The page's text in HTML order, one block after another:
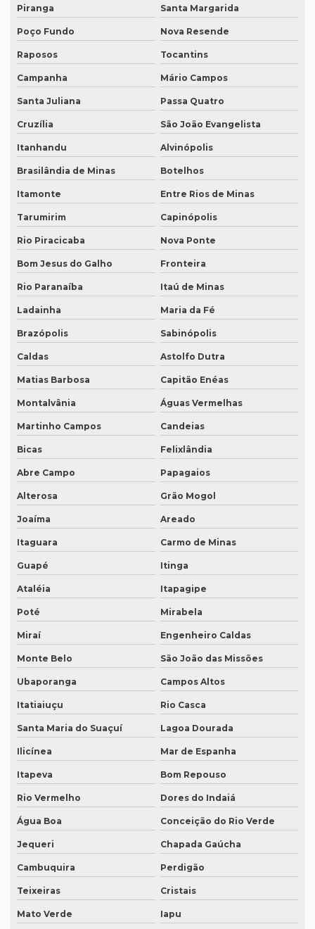
Intérprete de videoconferência
Intérprete para webinars
Intérprete para workshops
Intérpretes para conferências
Intérpretes para eventos corporativos
Lauda de tradução
Legendagem em espanhol
Legendagem em inglês
Legendagem preço por minuto
Legendagem profissional
Legendagem rio de janeiro
Legendagem de vídeos
Locação de equipamentos para tradução simultânea
Locação sistema infravermelho para tradução simultânea
Localização de software
Melhor empresa de tradução em df
Melhor empresa de transcrição de áudio whatsapp
Melhor tradução simultânea
O que é degravação de vídeo
O que significa tradução juramentada
O que significa tradução juramentada em inglês
O que é tradução juramentada
O que é tradução juramentada de um documento
O que é tradução simultânea
O que é tradução técnica
O que é um tradutor técnico?
Onde encontrar um tradutor juramentado?
Onde fazer tradução de artigos em inglês
Onde fazer tradução em campinas
Onde fazer tradução em curitiba
Onde fazer tradução em fortaleza
Onde fazer tradução de inglês jurídico
Onde fazer tradução juramentada em brasília
Onde fazer tradução juramentada no rio de janeiro
Piranga Santa Margarida
Poço Fundo Nova Resende
Raposos Tocantins
Campanha Mário Campos
Santa Juliana Passa Quatro
Cruzília São João Evangelista
Itanhandu Alvinópolis
Brasilândia de Minas Botelhos
Itamonte Entre Rios de Minas
Tarumirim Capinópolis
Rio Piracicaba Nova Ponte
Bom Jesus do Galho Fronteira
Rio Paranaíba Itaú de Minas
Ladainha Maria da Fé
Brazópolis Sabinópolis
Caldas Astolfo Dutra
Matias Barbosa Capitão Enéas
Montalvânia Águas Vermelhas
Martinho Campos Candeias
Bicas Felixlândia
Abre Campo Papagaios
Alterosa Grão Mogol
Joaíma Areado
Itaguara Carmo de Minas
Guapé Itinga
Ataléia Itapagipe
Poté Mirabela
Miraí Engenheiro Caldas
Monte Belo São João das Missões
Ubaporanga Campos Altos
Itatiaiuçu Rio Casca
Santa Maria do Suaçuí Lagoa Dourada
Ilicínea Mar de Espanha
Itapeva Bom Repouso
Rio Vermelho Dores do Indaiá
Água Boa Conceição do Rio Verde
Jequeri Chapada Gaúcha
Cambuquira Perdigão
Teixeiras Cristais
Mato Verde Iapu